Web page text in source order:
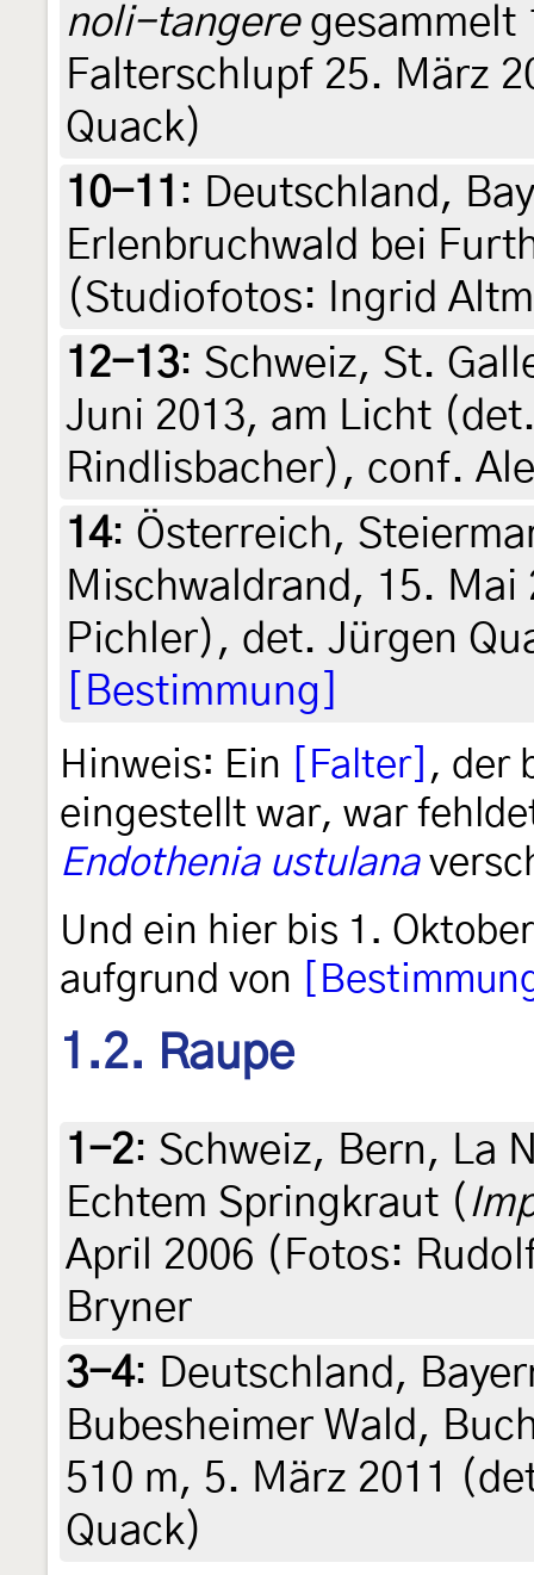
noli-tangeregesammelt
Falterschlupf 25. März
Quack)
10-11 : Deutschland,
Erlenbruchwald bei
(Studiofotos: Ingrid
12-13: Schweiz, St.
Juni 2013, am Licht
Rindlisbacher), conf.
14: Österreich,
Mischwaldrand, 15.
Pichler), det. Jürgen
[Bestimmung]
Hinweis: Ein [Falter] , der
eingestellt war, war
Endothenia ustulana
Und ein hier bis 1.
aufgrund von
1.2. Raupe
1-2: Schweiz, Bern, La
Echtem Springkraut (
April 2006 (Fotos:
Bryner
3-4: Deutschland,
Bubesheimer Wald,
510 m, 5. März 2011
Quack)